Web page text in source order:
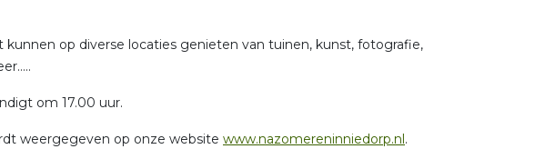
op diverse locaties genieten van tuinen, kunst, fotografie,
om 17.00 uur.
weergegeven op onze website www.nazomereninniedorp.nl.